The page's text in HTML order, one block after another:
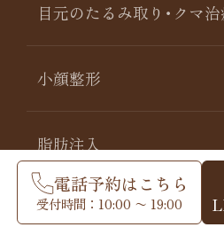
電話予約はこちら
受付時間：10:00 〜 19:00
目元のたるみ取り･クマ
小顔整形
脂肪注入
糸リフト